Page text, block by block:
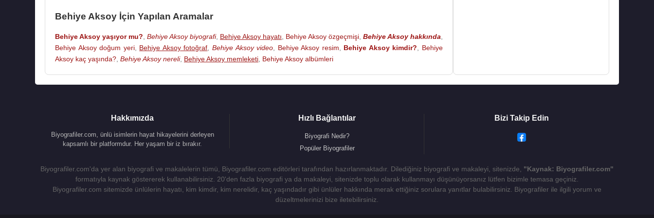
Anılarla Sadettin Kaynak (Yavuz Plak)
Çağrı (Lider Plak)
Kapın Her Çalındıkça (Coşkun Plak)
Nankör (Harika Plak)
Ölmeyen Nağmeler - Buket 1 (Harika Plak)
At Kadehi elinden
Bir Kara Sevda
Bir garip yolcu
Kaynak:Biyografiler.com
Behiye Aksoy İçin Yapılan Aramalar
Behiye Aksoy yaşıyor mu?, Behiye Aksoy biyografi, Behiye Aksoy hayatı, Behiye Aksoy özgeçmişi, Behiye Aksoy hakkında,
Behiye Aksoy doğum yeri, Behiye Aksoy fotoğraf, Behiye Aksoy video, Behiye Aksoy resim, Behiye Aksoy kimdir?, Behiye
Aksoy kaç yaşında?, Behiye Aksoy nereli, Behiye Aksoy memleketi, Behiye Aksoy albümleri
Hakkımızda
Biyografiler.com, ünlü isimlerin hayat hikayelerini derleyen
kapsamlı bir platformdur. Her yaşam bir iz bırakır.
Hızlı Bağlantılar
Biyografi Nedir?
Popüler Biyografiler
Bizi Takip Edin
Biyografiler.com'da yer alan biyografi ve makalelerin tümü, Biyografiler.com editörleri tarafından hazırlanmaktadır. Dilediğiniz biyografi ve makaleyi, sitenizde, "Kaynak: Biyografiler.com"
formatıyla kaynak göstererek kullanabilirsiniz. 20'den fazla biyografi ya da makaleyi, sitenizde toplu olarak kullanmayı düşünüyorsanız lütfen bizimle temasa geçiniz.
Biyografiler.com sitemizde ünlülerin hayatı, kim kimdir, kim nerelidir, kaç yaşındadır gibi ünlüler hakkında merak ettiğiniz sorulara yanıtlar bulabilirsiniz. Biyografiler ile ilgili yorum ve
düzeltmelerinizi bize iletebilirsiniz.